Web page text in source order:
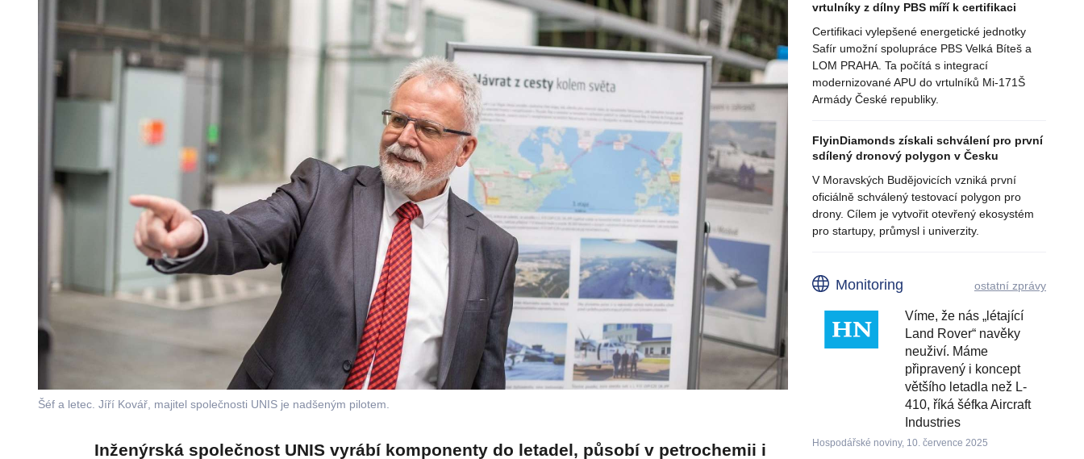
Šéf a letec. Jíří Kovář, majitel společnosti UNIS je nadšeným pilotem.
Inženýrská společnost UNIS vyrábí komponenty do letadel, působí v petrochemii i
vrtulníky z dílny PBS míří k certifikaci
Certifikaci vylepšené energetické jednotky
Safír umožní spolupráce PBS Velká Bíteš a
LOM PRAHA. Ta počítá s integrací
modernizované APU do vrtulníků Mi-171Š
Armády České republiky.
FlyinDiamonds získali schválení pro první
sdílený dronový polygon v Česku
V Moravských Budějovicích vzniká první
oficiálně schválený testovací polygon pro
drony. Cílem je vytvořit otevřený ekosystém
pro startupy, průmysl i univerzity.
Monitoring ostatní zprávy
Víme, že nás „létající
Land Rover“ navěky
neuživí. Máme
připravený i koncept
většího letadla než L-
410, říká šéfka Aircraft
Industries
Hospodářské noviny, 10. července 2025